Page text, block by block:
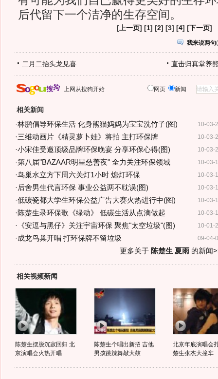
后代留下一个洁净的生存空间。
[ 上一页] [1] [2] [3] [4] [下一页]
我来说两句(
二月二抬头龙见喜 直击归真堂养
上网从搜狗开始 网页 新闻
相关新闻
10-03-
·林鹏倡导环保生活 化身熊猫妈妈为宝宝洗竹子(图)
10-03-
·三维动画片《精灵萝卜娃》将拍 主打环保牌
10-03-
·小宋佳受邀顶级品牌环保晚宴 分享环保心得(图)
10-03-
·第八届"BAZAAR明星慈善夜" 全力关注环保领域
10-03-
·鸟巢水立方下周六关灯1小时 熄灯环保
10-03-
·后舍男生代言环保 事业公益两不耽误(图)
10-03-
·低碳瓷都大学生环保公益广告大赛火热进行中(图)
10-03-
·陈楚生录环保歌《绿动》 低碳生活从点滴做起
10-01-
· 《安逗与黑仔》关注宇宙环保 聚焦"太空垃圾"(图)
09-04-
·成龙鸟巢开唱 打环保牌不留垃圾
更多关于 陈楚生 夏雨的新闻
相关视频新闻
陈楚生摆脱沉寂回归 北
京演唱会火热开唱
陈楚生个唱出新招 吉他
男孩跳辣舞敲大鼓
北京年底演唱会
楚生张杰大撞车